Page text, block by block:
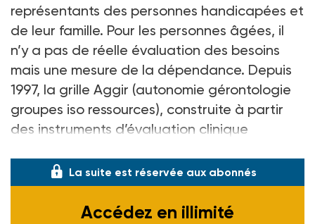
représentants des personnes handicapées et
de leur famille. Pour les personnes âgées, il
n’y a pas de réelle évaluation des besoins
mais une mesure de la dépendance. Depuis
1997, la grille Aggir (autonomie gérontologie
groupes iso ressources), construite à partir
des instruments d’évaluation clinique
La suite est réservée aux abonnés
Accédez en illimité